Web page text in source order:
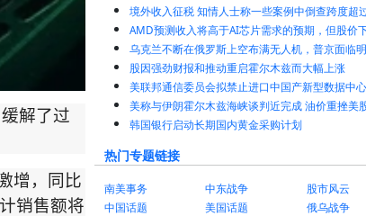
解了过
增，同比
销售额将
境外收入征税 知情人士称一些案例中倒查跨度超
AMD预测收入将高于AI芯片需求的预期，但股价
乌克兰不断在俄罗斯上空布满无人机，普京面临
股因强劲财报和推动重启霍尔木兹而大幅上涨
美联邦通信委员会拟禁止进口中国产新型数据中
美称与伊朗霍尔木兹海峡谈判近完成 油价重挫美
韩国银行启动长期国内黄金采购计划
热门专题链接
南美事务 中东战争
股市风云
中国话题
美国话题
俄乌战争